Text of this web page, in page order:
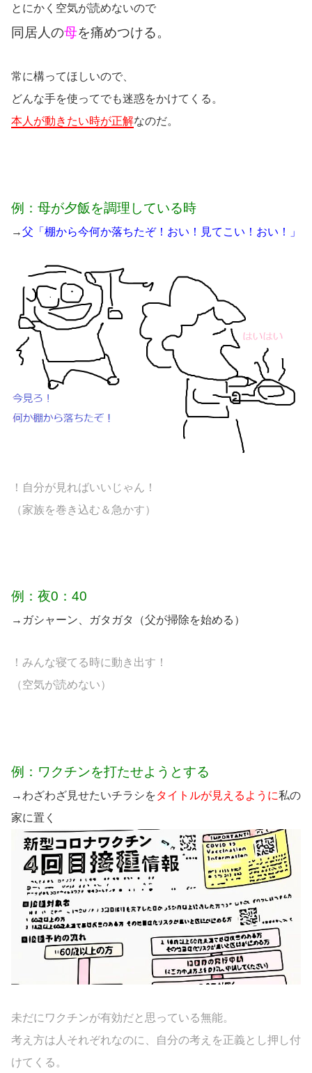
とにかく空気が読めないので
同居人の母を痛めつける。
常に構ってほしいので、
どんな手を使ってでも迷惑をかけてくる。
本人が動きたい時が正解なのだ。
例：母が夕飯を調理している時
→父「棚から今何か落ちたぞ！おい！見てこい！おい！」
！自分が見ればいいじゃん！
（家族を巻き込む＆急かす）
例：夜0：40
→ガシャーン、ガタガタ（父が掃除を始める）
！みんな寝てる時に動き出す！
（空気が読めない）
例：ワクチンを打たせようとする
→わざわざ見せたいチラシをタイトルが見えるように私の
家に置く
未だにワクチンが有効だと思っている無能。
考え方は人それぞれなのに、自分の考えを正義とし押し付
けてくる。